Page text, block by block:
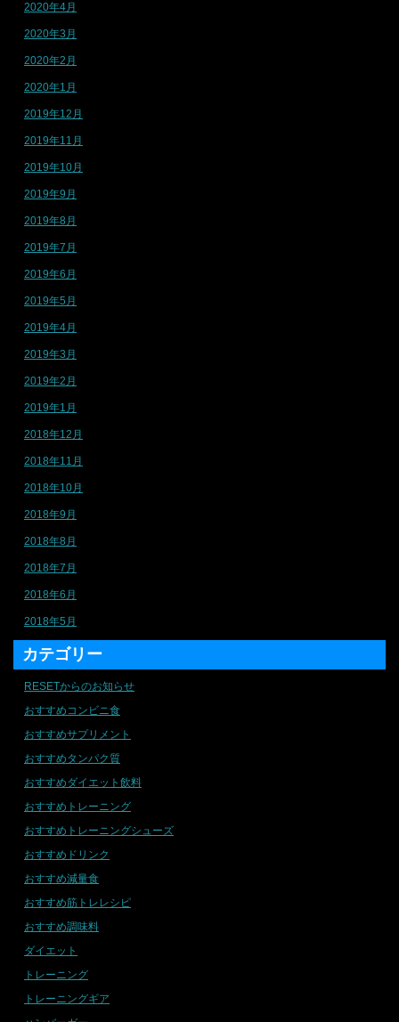
2020年4月
2020年3月
2020年2月
2020年1月
2019年12月
2019年11月
2019年10月
2019年9月
2019年8月
2019年7月
2019年6月
2019年5月
2019年4月
2019年3月
2019年2月
2019年1月
2018年12月
2018年11月
2018年10月
2018年9月
2018年8月
2018年7月
2018年6月
2018年5月
カテゴリー
RESETからのお知らせ
おすすめコンビニ食
おすすめサプリメント
おすすめタンパク質
おすすめダイエット飲料
おすすめトレーニング
おすすめトレーニングシューズ
おすすめドリンク
おすすめ減量食
おすすめ筋トレレシピ
おすすめ調味料
ダイエット
トレーニング
トレーニングギア